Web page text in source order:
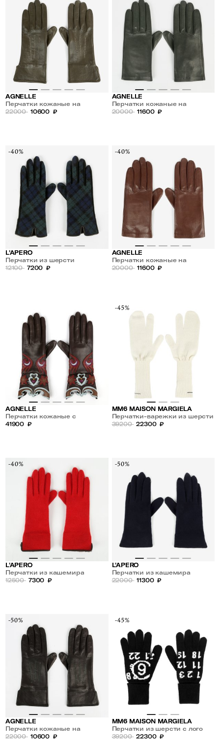
AGNELLE
Перчатки кожаные на
шелковой подкладке
22000 10600 ₽
AGNELLE
Перчатки кожаные на
шелковой подкладке
20000 11600 ₽
-40%
L'APERO
Перчатки из шерсти
12100 7200 ₽
-40%
AGNELLE
Перчатки кожаные на
шелковой подкладке
20000 11600 ₽
AGNELLE
Перчатки кожаные с
аппликацией на шерстяной
41900 ₽
-45%
MM6 MAISON MARGIELA
Перчатки-варежки из шерсти
39200 22300 ₽
-40%
L'APERO
Перчатки из кашемира
12500 7300 ₽
-50%
L'APERO
Перчатки из кашемира
22000 11300 ₽
-50%
AGNELLE
Перчатки кожаные на
шелковой подкладке
22000 10600 ₽
-45%
MM6 MAISON MARGIELA
Перчатки из шерсти с лого
39200 22300 ₽